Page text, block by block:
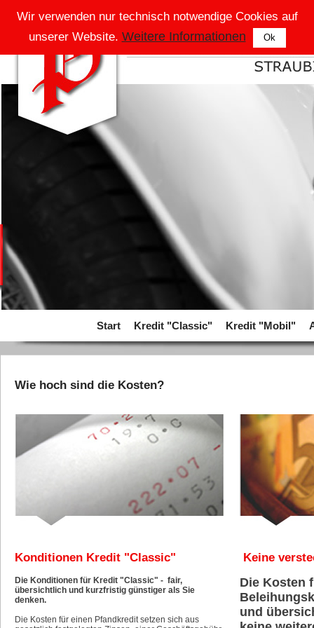
Start Kredit "Classic" Kredit "Mobil"
Wie hoch sind die Kosten?
Konditionen Kredit "Classic"
Die Konditionen für Kredit "Classic" - fair,
übersichtlich und kurzfristig günstiger als Sie
denken.
Die Kosten für einen Pfandkredit setzen sich aus
Keine
Die Kosten
und
Wir verwenden nur technisch notwendige Cookies auf
unserer Website. Weitere Informationen Ok